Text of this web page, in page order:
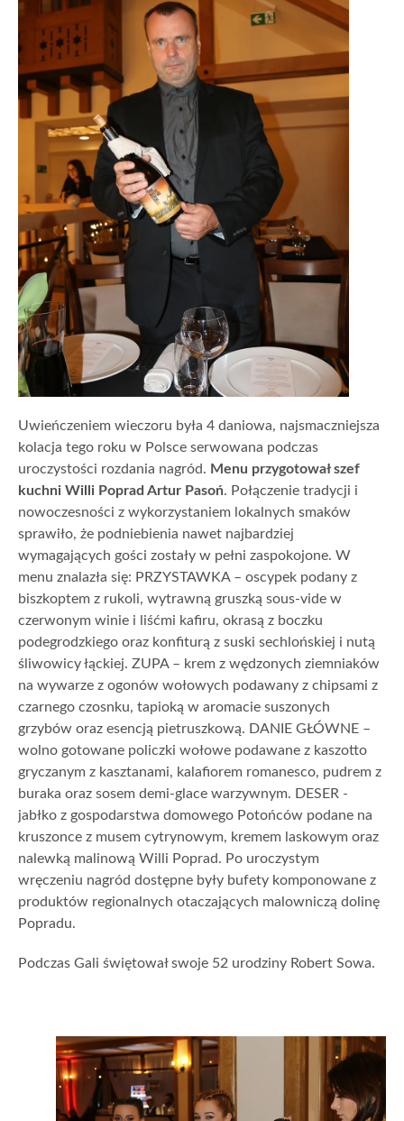
Uwieńczeniem wieczoru była 4 daniowa, najsmaczniejsza
kolacja tego roku w Polsce serwowana podczas
uroczystości rozdania nagród. Menu przygotował szef
kuchni Willi Poprad Artur Pasoń. Połączenie tradycji i
nowoczesności z wykorzystaniem lokalnych smaków
sprawiło, że podniebienia nawet najbardziej
wymagających gości zostały w pełni zaspokojone. W
menu znalazła się: PRZYSTAWKA – oscypek podany z
biszkoptem z rukoli, wytrawną gruszką sous-vide w
czerwonym winie i liśćmi kafiru, okrasą z boczku
podegrodzkiego oraz konfiturą z suski sechlońskiej i nutą
śliwowicy łąckiej. ZUPA – krem z wędzonych ziemniaków
na wywarze z ogonów wołowych podawany z chipsami z
czarnego czosnku, tapioką w aromacie suszonych
grzybów oraz esencją pietruszkową. DANIE GŁÓWNE –
wolno gotowane policzki wołowe podawane z kaszotto
gryczanym z kasztanami, kalafiorem romanesco, pudrem z
buraka oraz sosem demi-glace warzywnym. DESER -
jabłko z gospodarstwa domowego Potońców podane na
kruszonce z musem cytrynowym, kremem laskowym oraz
nalewką malinową Willi Poprad. Po uroczystym
wręczeniu nagród dostępne były bufety komponowane z
produktów regionalnych otaczających malowniczą dolinę
Popradu.
Podczas Gali świętował swoje 52 urodziny Robert Sowa.